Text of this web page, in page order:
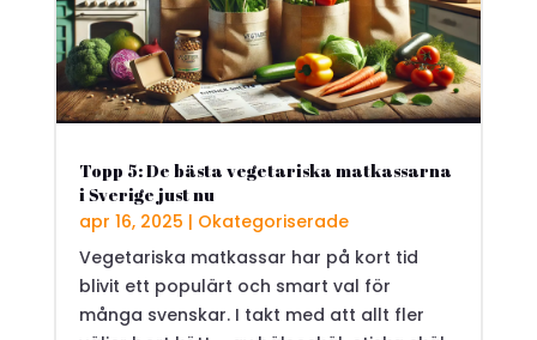
Topp 5: De bästa vegetariska matkassarna
i Sverige just nu
apr 16, 2025 | Okategoriserade
Vegetariska matkassar har på kort tid
blivit ett populärt och smart val för
många svenskar. I takt med att allt fler